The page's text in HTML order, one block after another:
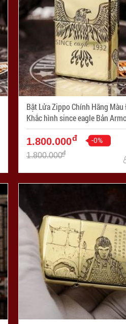
Bật Lửa Zippo Chính Hãng
Khắc hình since eagle Bản Armor -
SP: ZPC1709-169
1.800.000đ -0%
1.800.000đ